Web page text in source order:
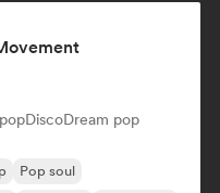
DiscoDream pop
Pop soul